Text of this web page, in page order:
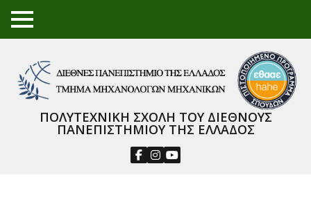
TO
GGL
NU
ΠΟΛΥΤΕΧΝΙΚΗ ΣΧΟΛΗ ΤΟΥ ΔΙΕΘΝΟΥΣ
ΠΑΝΕΠΙΣΤΗΜΙΟΥ ΤΗΣ ΕΛΛΑΔΟΣ